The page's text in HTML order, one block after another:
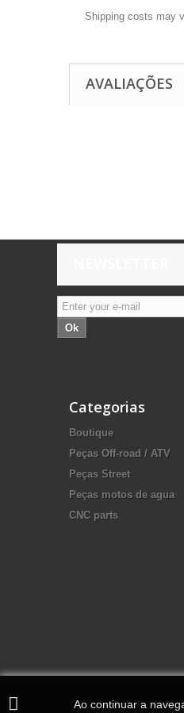
Shipping costs may
AVALIAÇÕES
Ok
Categorias
Boutique
Peças Off-road / ATV
Peças Street
Peças motos de agua
CNC parts
Ao continuar a